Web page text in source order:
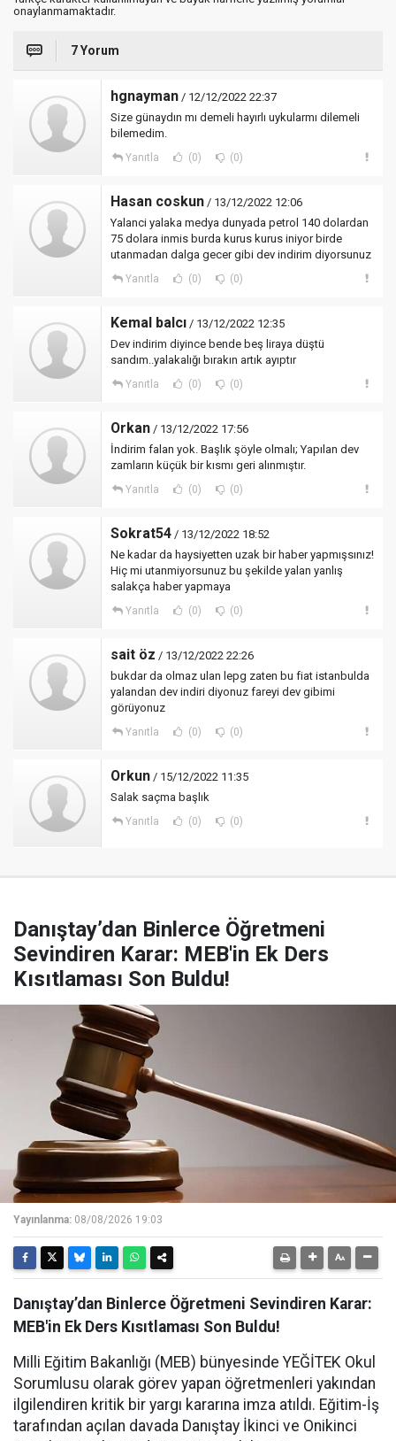
onaylanmamaktadır.
7 Yorum
hgnayman / 12/12/2022 22:37
Size günaydın mı demeli hayırlı uykularmı dilemeli
bilemedim.
Yanıtla (0) (0)
Hasan coskun / 13/12/2022 12:06
Yalanci yalaka medya dunyada petrol 140 dolardan
75 dolara inmis burda kurus kurus iniyor birde
utanmadan dalga gecer gibi dev indirim diyorsunuz
Yanıtla (0) (0)
Kemal balcı / 13/12/2022 12:35
Dev indirim diyince bende beş liraya düştü
sandım..yalakalığı bırakın artık ayıptır
Yanıtla (0) (0)
Orkan / 13/12/2022 17:56
İndirim falan yok. Başlık şöyle olmalı; Yapılan dev
zamların küçük bir kısmı geri alınmıştır.
Yanıtla (0) (0)
Sokrat54 / 13/12/2022 18:52
Ne kadar da haysiyetten uzak bir haber yapmışsınız!
Hiç mi utanmiyorsunuz bu şekilde yalan yanlış
salakça haber yapmaya
Yanıtla (0) (0)
sait öz / 13/12/2022 22:26
bukdar da olmaz ulan lepg zaten bu fiat istanbulda
yalandan dev indiri diyonuz fareyi dev gibimi
görüyonuz
Yanıtla (0) (0)
Orkun / 15/12/2022 11:35
Salak saçma başlık
Yanıtla (0) (0)
Danıştay’dan Binlerce Öğretmeni
Sevindiren Karar: MEB'in Ek Ders
Kısıtlaması Son Buldu!
Yayınlanma: 08/08/2026 19:03
Danıştay’dan Binlerce Öğretmeni Sevindiren Karar:
MEB'in Ek Ders Kısıtlaması Son Buldu!
Milli Eğitim Bakanlığı (MEB) bünyesinde YEĞİTEK Okul
Sorumlusu olarak görev yapan öğretmenleri yakından
ilgilendiren kritik bir yargı kararına imza atıldı. Eğitim-İş
tarafından açılan davada Danıştay İkinci ve Onikinci